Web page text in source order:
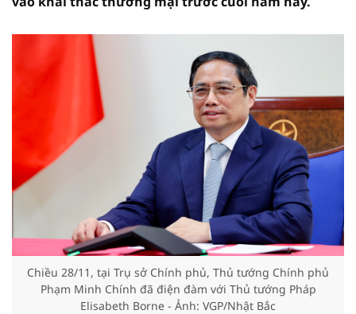
Chiều 28/11, tại Trụ sở Chính phủ, Thủ tướng Chính phủ
Phạm Minh Chính đã điện đàm với Thủ tướng Pháp
Elisabeth Borne - Ảnh: VGP/Nhật Bắc